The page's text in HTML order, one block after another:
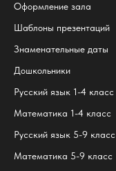
Оформление зала
Шаблоны презентаций
Знаменательные даты
Дошкольники
Русский язык 1-4 класс
Математика 1-4 класс
Русский язык 5-9 класс
Математика 5-9 класс